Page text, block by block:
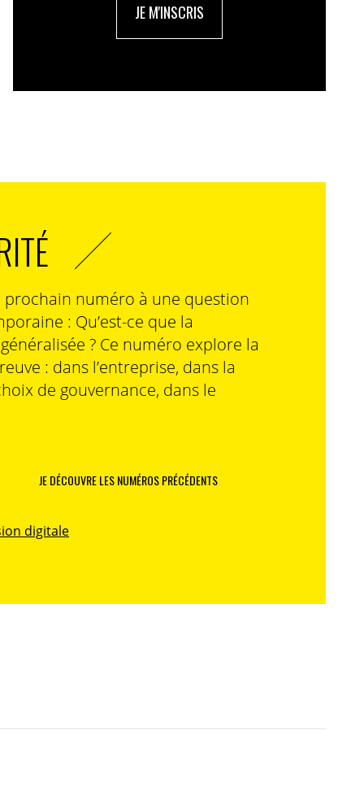
JE M'INSCRIS
prochain numéro à une question
: Qu’est-ce que la
? Ce numéro explore la
: dans l’entreprise, dans la
de gouvernance, dans le
JE DÉCOUVRE LES NUMÉROS PRÉCÉDENTS
digitale